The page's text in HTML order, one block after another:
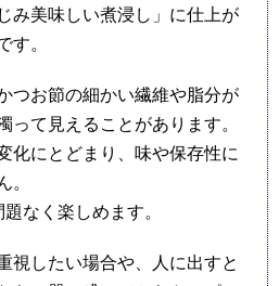
み美味しい煮浸し」に仕上が
す。
つお節の細かい繊維や脂分が
って見えることがあります。
化にとどまり、味や保存性に
。
なく楽しめます。
視したい場合や、人に出すと